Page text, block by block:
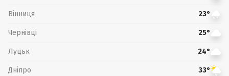
Вінниця 23°
Чернівці 25°
Луцьк 24°
Дніпро 33°